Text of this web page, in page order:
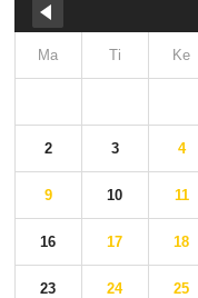
Ma Ti Ke
2 3 4
9 10 11
16 17 18
23 24 25